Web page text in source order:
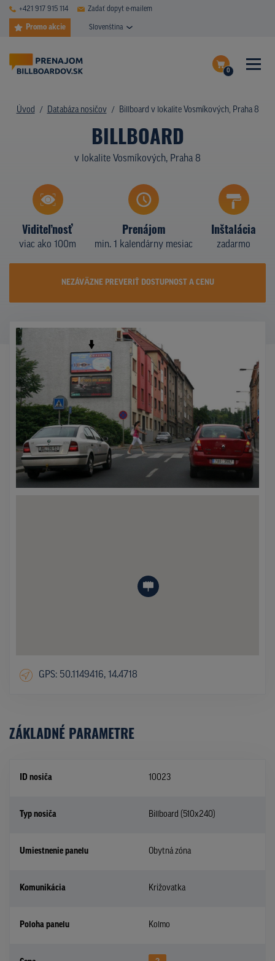
+421 917 915 114 Zadať dopyt e-mailem
Promo akcie Slovenština
0
Dokončiť dopyt
Zobraziť nosiče na mape
DATABÁZA NOSIČOV
PLOCHY V AKCII
TYPY NOSIČOV
Z PRAXE
Úvod Databáza nosičov Billboard v lokalite Vosmíkových, Praha 8
BILLBOARD
v lokalite Vosmíkových, Praha 8
Viditeľnosť
viac ako 100m
Prenájom
min. 1 kalendárny mesiac
Inštalácia
zadarmo
NEZÁVÄZNE PREVERIŤ DOSTUPNOST A CENU
GPS: 50.1149416, 14.4718
ZÁKLADNÉ PARAMETRE
ID nosiča 10023
Typ nosiča Billboard (510x240)
Umiestnenie panelu Obytná zóna
Komunikácia Križovatka
Poloha panelu Kolmo